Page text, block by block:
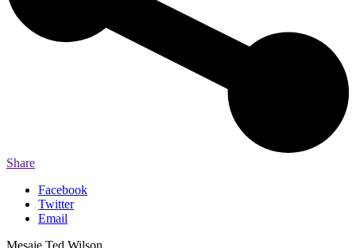
Share
Facebook
Twitter
Email
Mesaje Ted Wilson